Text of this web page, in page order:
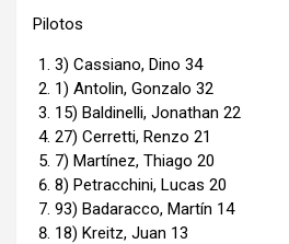
Pilotos
3) Cassiano, Dino 34
1) Antolin, Gonzalo 32
15) Baldinelli, Jonathan 22
27) Cerretti, Renzo 21
7) Martínez, Thiago 20
8) Petracchini, Lucas 20
93) Badaracco, Martín 14
18) Kreitz, Juan 13